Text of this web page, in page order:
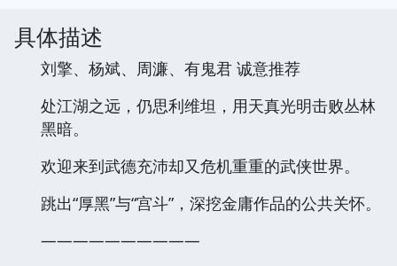
具体描述
刘擎、杨斌、周濂、有鬼君 诚意推荐
处江湖之远，仍思利维坦，用天真光明击败丛林
黑暗。
欢迎来到武德充沛却又危机重重的武侠世界。
跳出“厚黑”与“宫斗”，深挖金庸作品的公共关怀。
——————————